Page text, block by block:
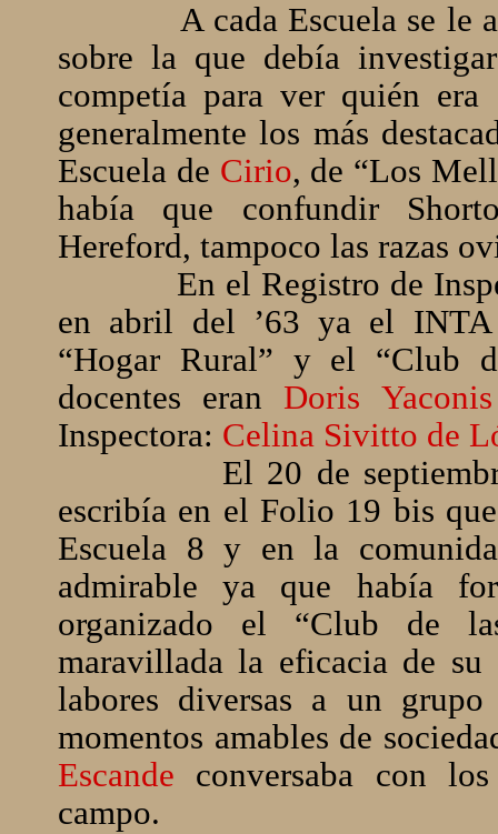
A cada Escuela se le
sobre la que debía
competía para ver quién era
generalmente los más
Escuela de Cirio, de “Los
había que confundir
Hereford, tampoco las razas
En el Registro de
en abril del ’63 ya el INTA
“Hogar Rural” y el “Club
docentes eran Doris
Inspectora: Celina Sivitto de
El 20 de
escribía en el Folio 19 bis
Escuela 8 y en la
admirable ya que había
organizado el “Club de
maravillada la eficacia de su
labores diversas a un
momentos amables de
Escande conversaba con
campo.